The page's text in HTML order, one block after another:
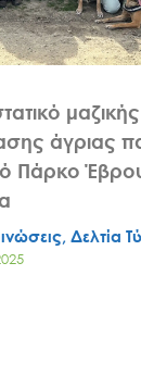
μαζικής
άγριας
Πάρκο
Δελτία